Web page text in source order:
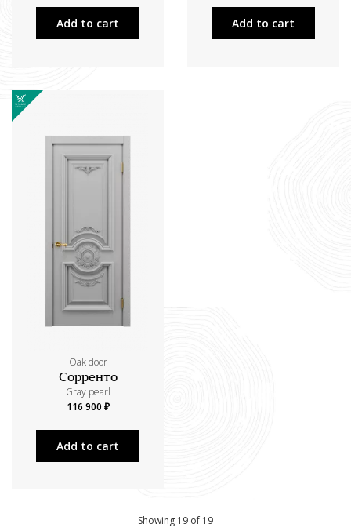
Add to cart Add to cart
Oak door
Сорренто
Gray pearl
116 900 ₽
Add to cart
Showing 19 of 19